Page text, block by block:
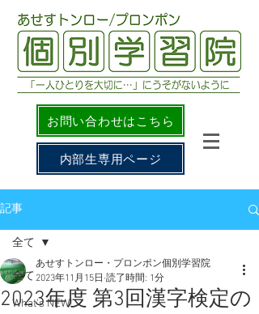
お問い合わせはこちら
内部生専用ページ
記事
全て
What's NEW!
全て
2023年度 第3回漢字検定の
あせすトンロー・プロンポン個別学習院
2023年11月15日 読了時間: 1分